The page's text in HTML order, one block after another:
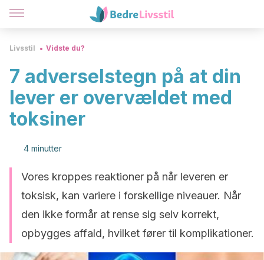
Livsstil Vidste du?
7 adverselstegn på at din
lever er overvældet med
toksiner
4 minutter
Vores kroppes reaktioner på når leveren er
toksisk, kan variere i forskellige niveauer. Når
den ikke formår at rense sig selv korrekt,
opbygges affald, hvilket fører til komplikationer.